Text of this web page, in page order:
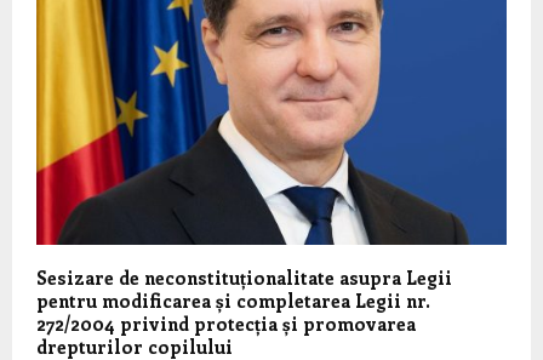
Sesizare de neconstituționalitate asupra Legii
pentru modificarea și completarea Legii nr.
272/2004 privind protecția și promovarea
drepturilor copilului